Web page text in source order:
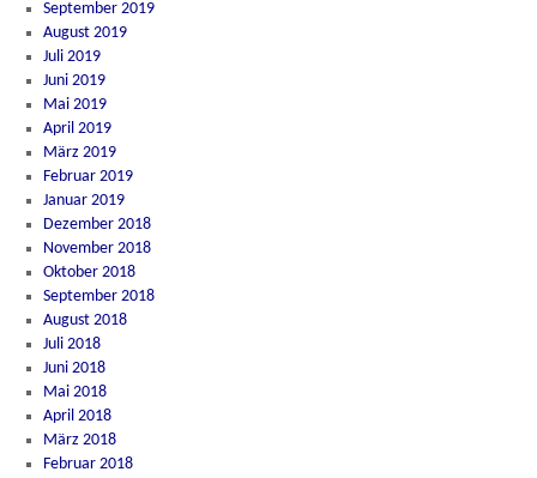
September 2019
August 2019
Juli 2019
Juni 2019
Mai 2019
April 2019
März 2019
Februar 2019
Januar 2019
Dezember 2018
November 2018
Oktober 2018
September 2018
August 2018
Juli 2018
Juni 2018
Mai 2018
April 2018
März 2018
Februar 2018